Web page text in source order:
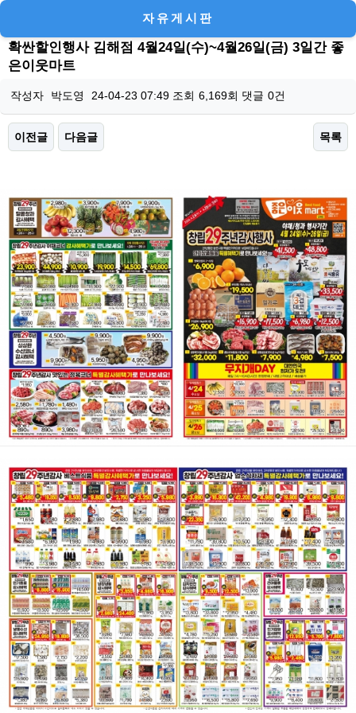
자유게시판
확싼할인행사 김해점 4월24일(수)~4월26일(금) 3일간 좋
은이웃마트
작성자 박도영 24-04-23 07:49조회 6,169회 댓글 0건
이전글 다음글 목록
본문